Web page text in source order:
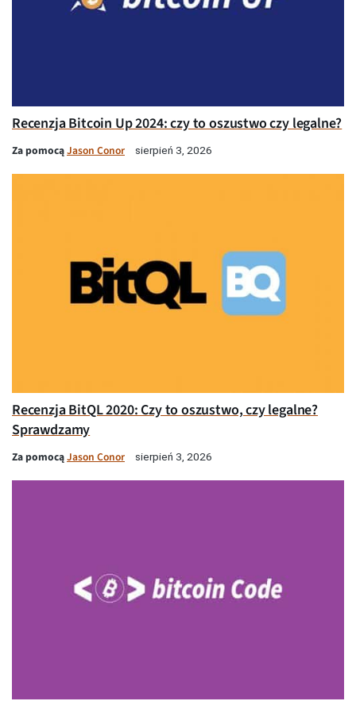
Recenzja Bitcoin Up 2024: czy to oszustwo czy legalne?
Za pomocąJason Conor sierpień 3, 2026
Recenzja BitQL 2020: Czy to oszustwo, czy legalne?
Sprawdzamy
Za pomocąJason Conor sierpień 3, 2026